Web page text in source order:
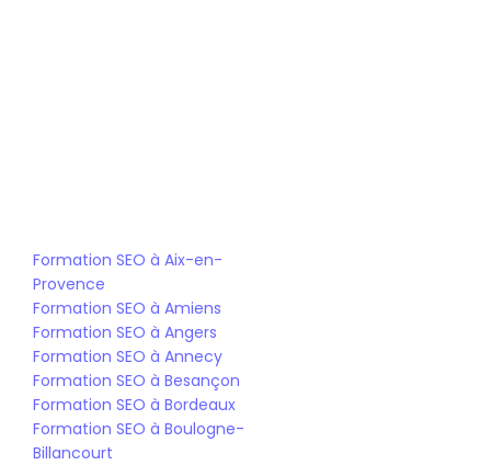
Formation SEO à Aix-en-
Provence
Formation SEO à Amiens
Formation SEO à Angers
Formation SEO à Annecy
Formation SEO à Besançon
Formation SEO à Bordeaux
Formation SEO à Boulogne-
Billancourt